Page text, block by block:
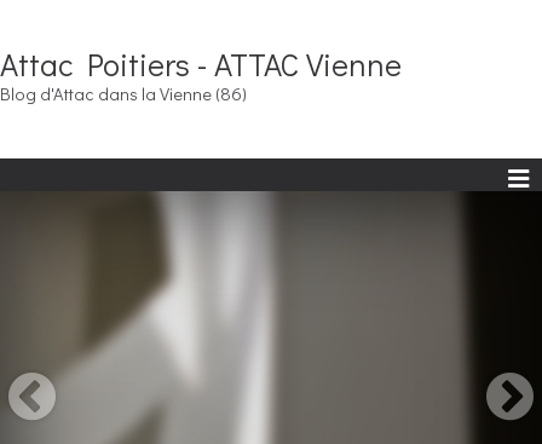
Attac Poitiers - ATTAC Vienne
Blog d'Attac dans la Vienne (86)